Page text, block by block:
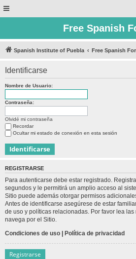
Free Spanish
Spanish Institute of Puebla Free Spanish
Identificarse
Nombre de Usuario:
Contraseña:
Olvidé mi contraseña
Recordar
Ocultar mi estado de conexión en esta sesión
REGISTRARSE
Para autenticarse debe estar registrado.
segundos y le permitirá un amplio acceso al
Sitio puede además otorgar permisos
Antes de identificarse asegúrese de estar
de uso y políticas relacionadas. Por favor lea
navega por el Sitio.
Condiciones de uso | Política de privacidad
Registrarse